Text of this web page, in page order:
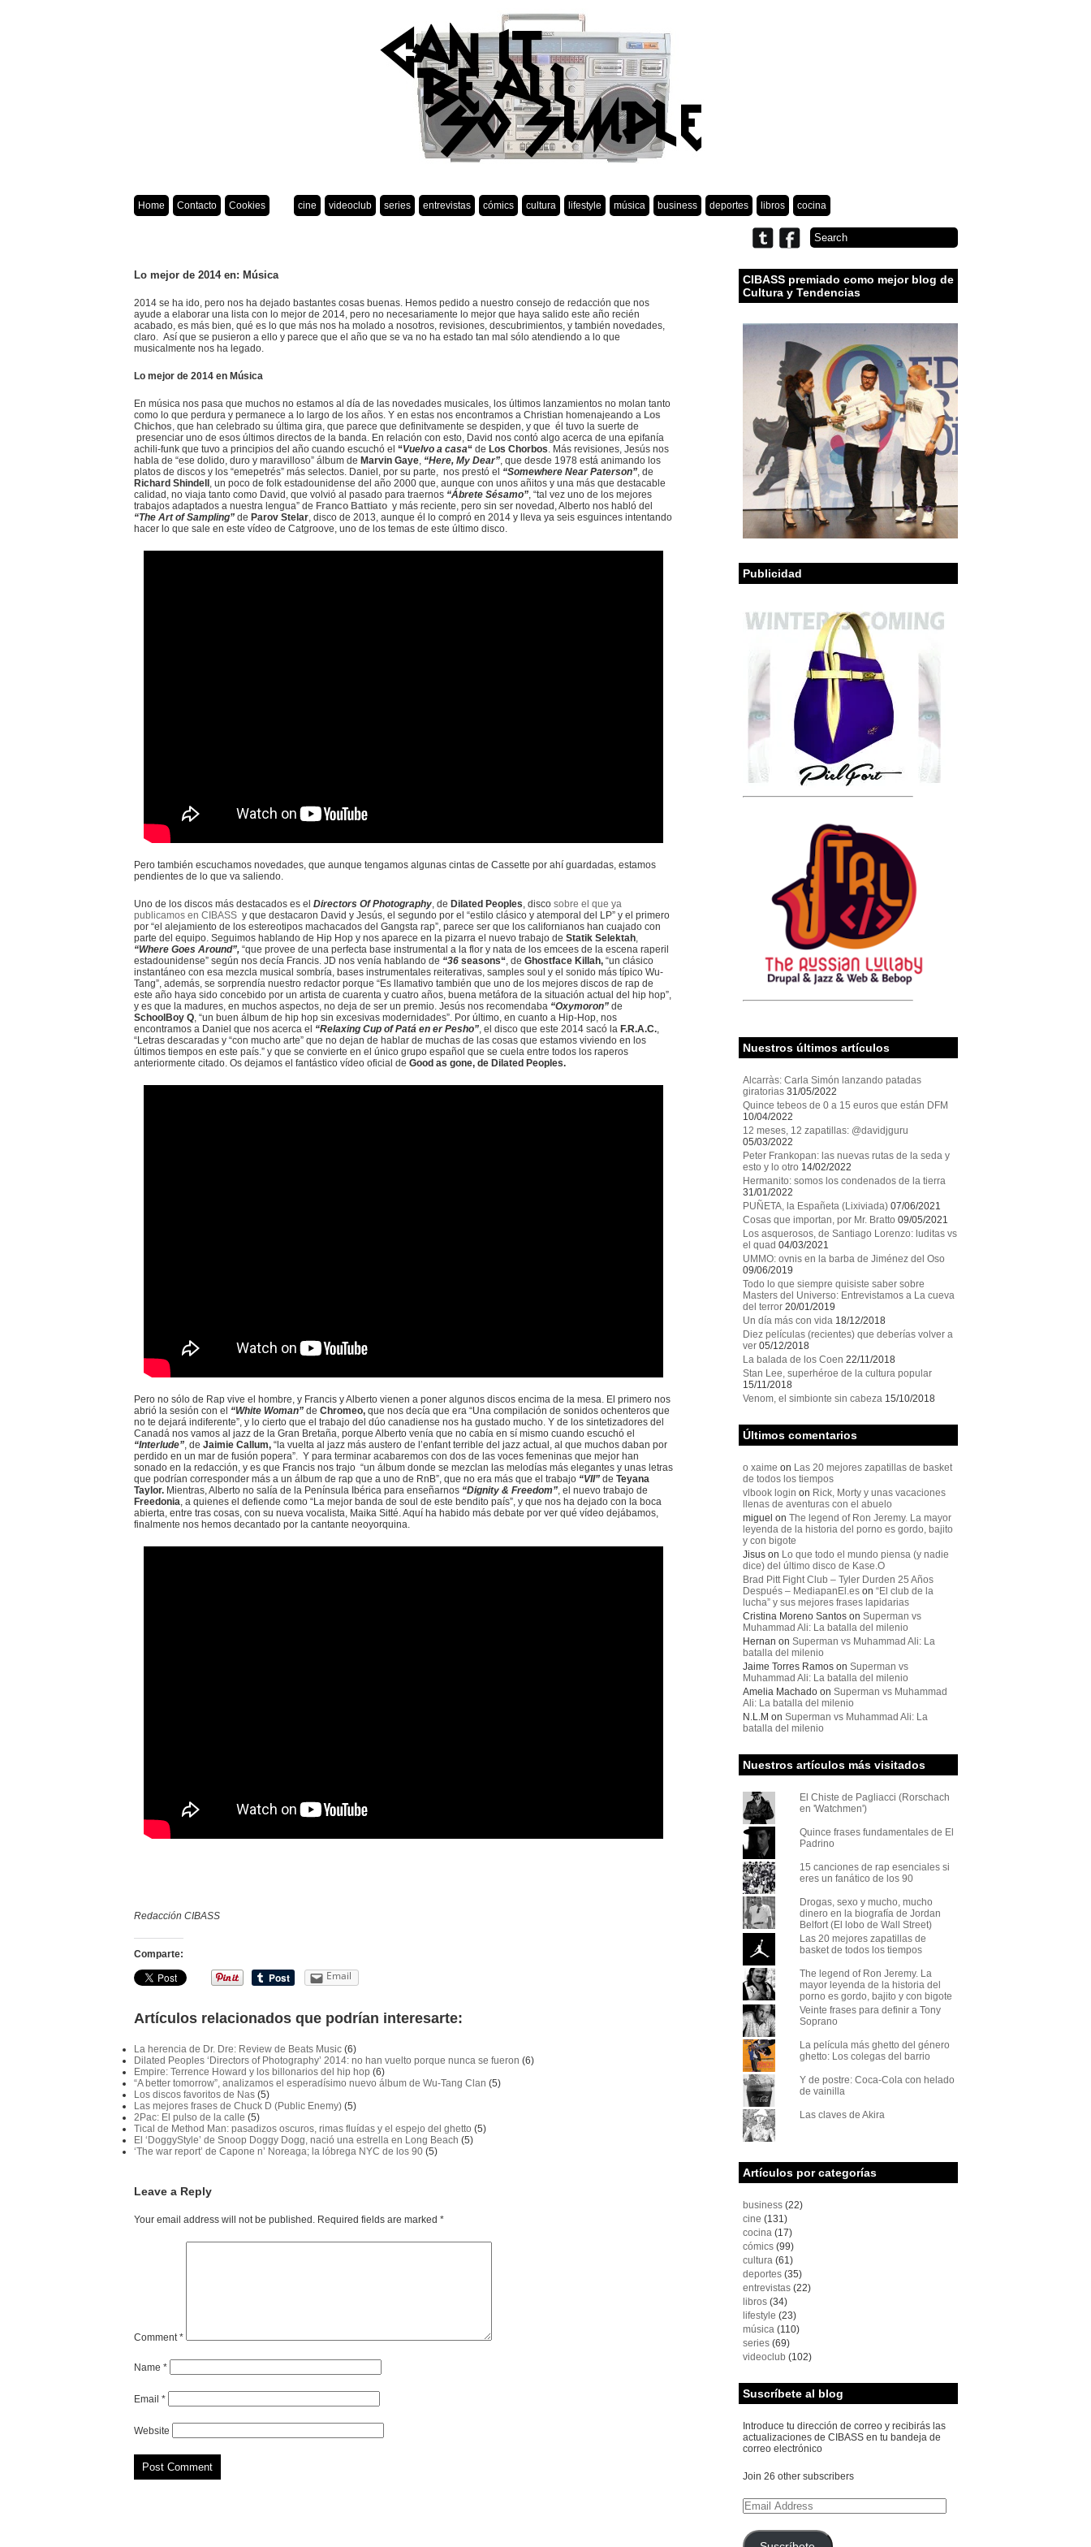
Home Contacto Cookies cine videoclub series entrevistas cómics cultura lifestyle música business deportes libros cocina
Lo mejor de 2014 en: Música
2014 se ha ido, pero nos ha dejado bastantes cosas buenas. Hemos pedido a nuestro consejo de redacción que nos
ayude a elaborar una lista con lo mejor de 2014, pero no necesariamente lo mejor que haya salido este año recién
acabado, es más bien, qué es lo que más nos ha molado a nosotros, revisiones, descubrimientos, y también novedades,
claro. Así que se pusieron a ello y parece que el año que se va no ha estado tan mal sólo atendiendo a lo que
musicalmente nos ha legado.
Lo mejor de 2014 en Música
En música nos pasa que muchos no estamos al día de las novedades musicales, los últimos lanzamientos no molan tanto
como lo que perdura y permanece a lo largo de los años. Y en estas nos encontramos a Christian homenajeando a Los
Chichos, que han celebrado su última gira, que parece que definitvamente se despiden, y que él tuvo la suerte de
presenciar uno de esos últimos directos de la banda. En relación con esto, David nos contó algo acerca de una epifanía
achili-funk que tuvo a principios del año cuando escuchó el “Vuelvo a casa“ de Los Chorbos. Más revisiones, Jesús nos
habla de “ese dolido, duro y maravilloso” álbum de Marvin Gaye, “Here, My Dear”, que desde 1978 está animando los
platos de discos y los “emepetrés” más selectos. Daniel, por su parte, nos prestó el “Somewhere Near Paterson”, de
Richard Shindell , un poco de folk estadounidense del año 2000 que, aunque con unos añitos y una más que destacable
calidad, no viaja tanto como David, que volvió al pasado para traernos “Ábrete Sésamo”, “tal vez uno de los mejores
trabajos adaptados a nuestra lengua” de Franco Battiatoy más reciente, pero sin ser novedad, Alberto nos habló del
“The Art of Sampling”de Parov Stelar, disco de 2013, aunque él lo compró en 2014 y lleva ya seis esguinces intentando
hacer lo que sale en este vídeo de Catgroove, uno de los temas de este último disco.
Pero también escuchamos novedades, que aunque tengamos algunas cintas de Cassette por ahí guardadas, estamos
pendientes de lo que va saliendo.
Uno de los discos más destacados es el Directors Of Photography, de Dilated Peoples, disco sobre el que ya
publicamos en CIBASS y que destacaron David y Jesús, el segundo por el “estilo clásico y atemporal del LP” y el primero
por “el alejamiento de los estereotipos machacados del Gangsta rap”, parece ser que los californianos han cuajado con
parte del equipo. Seguimos hablando de Hip Hop y nos aparece en la pizarra el nuevo trabajo de Statik Selektah,
“Where Goes Around”,“que provee de una perfecta base instrumental a la flor y nata de los emcees de la escena raperil
estadounidense” según nos decía Francis. JD nos venía hablando de “36seasons“, de Ghostface Killah, “un clásico
instantáneo con esa mezcla musical sombría, bases instrumentales reiterativas, samples soul y el sonido más típico Wu-
Tang”, además, se sorprendía nuestro redactor porque “Es llamativo también que uno de los mejores discos de rap de
este año haya sido concebido por un artista de cuarenta y cuatro años, buena metáfora de la situación actual del hip hop”,
y es que la madures, en muchos aspectos, no deja de ser un premio. Jesús nos recomendaba “Oxymoron”de
SchoolBoy Q, “un buen álbum de hip hop sin excesivas modernidades”. Por último, en cuanto a Hip-Hop, nos
encontramos a Daniel que nos acerca el “Relaxing Cup of Patá en er Pesho”, el disco que este 2014 sacó la F.R.A.C.,
“Letras descaradas y “con mucho arte” que no dejan de hablar de muchas de las cosas que estamos viviendo en los
últimos tiempos en este país.” y que se convierte en el único grupo español que se cuela entre todos los raperos
anteriormente citado. Os dejamos el fantástico vídeo oficial de Good as gone, de Dilated Peoples.
Pero no sólo de Rap vive el hombre, y Francis y Alberto vienen a poner algunos discos encima de la mesa. El primero nos
abrió la sesión con el “White Woman”de Chromeo, que nos decía que era “Una compilación de sonidos ochenteros que
no te dejará indiferente”, y lo cierto que el trabajo del dúo canadiense nos ha gustado mucho. Y de los sintetizadores del
Canadá nos vamos al jazz de la Gran Bretaña, porque Alberto venía que no cabía en sí mismo cuando escuchó el
“Interlude”, de Jaimie Callum, “la vuelta al jazz más austero de l’enfant terrible del jazz actual, al que muchos daban por
perdido en un mar de fusión popera”. Y para terminar acabaremos con dos de las voces femeninas que mejor han
sonado en la redacción, y es que Francis nos trajo “un álbum donde se mezclan las melodías más elegantes y unas letras
que podrían corresponder más a un álbum de rap que a uno de RnB”, que no era más que el trabajo “VII” de Teyana
Taylor. Mientras, Alberto no salía de la Península Ibérica para enseñarnos “Dignity & Freedom”, el nuevo trabajo de
Freedonia, a quienes el defiende como “La mejor banda de soul de este bendito país”, y que nos ha dejado con la boca
abierta, entre tras cosas, con su nueva vocalista, Maika Sitté. Aquí ha habido más debate por ver qué vídeo dejábamos,
finalmente nos hemos decantado por la cantante neoyorquina.
Redacción CIBASS
Comparte:
Email
Artículos relacionados que podrían interesarte:
La herencia de Dr. Dre: Review de Beats Music(6)
Dilated Peoples ‘Directors of Photography’ 2014: no han vuelto porque nunca se fueron (6)
Empire: Terrence Howard y los billonarios del hip hop (6)
“A better tomorrow”, analizamos el esperadísimo nuevo álbum de Wu-Tang Clan (5)
Los discos favoritos de Nas(5)
Las mejores frases de Chuck D (Public Enemy)(5)
2Pac: El pulso de la calle (5)
Tical de Method Man: pasadizos oscuros, rimas fluídas y el espejo del ghetto (5)
El ‘DoggyStyle’ de Snoop Doggy Dogg, nació una estrella en Long Beach (5)
‘The war report’ de Capone n’ Noreaga; la lóbrega NYC de los 90(5)
Leave a Reply
Your email address will not be published. Required fields are marked *
Comment*
Name *
Email *
Website
CIBASS premiado como mejor blog de
Cultura y Tendencias
Publicidad
Nuestros últimos artículos
Alcarràs: Carla Simón lanzando patadas
giratorias 31/05/2022
Quince tebeos de 0 a 15 euros que están DFM
10/04/2022
12 meses, 12 zapatillas: @davidjguru
05/03/2022
Peter Frankopan: las nuevas rutas de la seda y
esto y lo otro 14/02/2022
Hermanito: somos los condenados de la tierra
31/01/2022
PUÑETA, la Españeta (Lixiviada) 07/06/2021
Cosas que importan, por Mr. Bratto 09/05/2021
Los asquerosos, de Santiago Lorenzo: luditas vs
el quad 04/03/2021
UMMO: ovnis en la barba de Jiménez del Oso
09/06/2019
Todo lo que siempre quisiste saber sobre
Masters del Universo: Entrevistamos a La cueva
del terror 20/01/2019
Un día más con vida 18/12/2018
Diez películas (recientes) que deberías volver a
ver 05/12/2018
La balada de los Coen 22/11/2018
Stan Lee, superhéroe de la cultura popular
15/11/2018
Venom, el simbionte sin cabeza 15/10/2018
Últimos comentarios
o xaime on Las 20 mejores zapatillas de basket
de todos los tiempos
vlbook login on Rick, Morty y unas vacaciones
llenas de aventuras con el abuelo
miguel on The legend of Ron Jeremy. La mayor
leyenda de la historia del porno es gordo, bajito
y con bigote
Jisuson Lo que todo el mundo piensa (y nadie
dice) del último disco de Kase.O
Brad Pitt Fight Club – Tyler Durden 25 Años
Después – MediapanEl.eson “El club de la
lucha” y sus mejores frases lapidarias
Cristina Moreno Santoson Superman vs
Muhammad Ali: La batalla del milenio
Hernan on Superman vs Muhammad Ali: La
batalla del milenio
Jaime Torres Ramoson Superman vs
Muhammad Ali: La batalla del milenio
Amelia Machadoon Superman vs Muhammad
Ali: La batalla del milenio
N.L.M on Superman vs Muhammad Ali: La
batalla del milenio
Nuestros artículos más visitados
El Chiste de Pagliacci (Rorschach
en 'Watchmen')
Quince frases fundamentales de El
Padrino
15 canciones de rap esenciales si
eres un fanático de los 90
Drogas, sexo y mucho, mucho
dinero en la biografía de Jordan
Belfort (El lobo de Wall Street)
Las 20 mejores zapatillas de
basket de todos los tiempos
The legend of Ron Jeremy. La
mayor leyenda de la historia del
porno es gordo, bajito y con bigote
Veinte frases para definir a Tony
Soprano
La película más ghetto del género
ghetto: Los colegas del barrio
Y de postre: Coca-Cola con helado
de vainilla
Las claves de Akira
Artículos por categorías
business(22)
cine (131)
cocina(17)
cómics(99)
cultura(61)
deportes(35)
entrevistas(22)
libros(34)
lifestyle (23)
música(110)
series(69)
videoclub (102)
Suscríbete al blog
Introduce tu dirección de correo y recibirás las
actualizaciones de CIBASS en tu bandeja de
correo electrónico
Join 26 other subscribers
Email
Address